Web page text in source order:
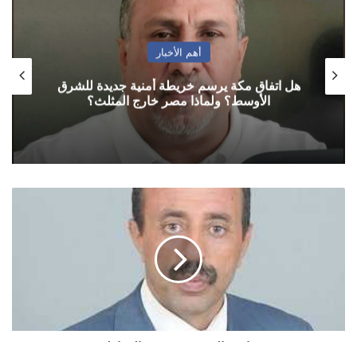
أهم الأخبار
هل اتفاق مكة يرسم خريطة أمنية جديدة للشرق
الأوسط؟ ولماذا مصر خارج المثلث؟